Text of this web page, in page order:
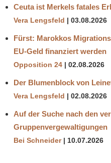
Ceuta ist Merkels fatales
Vera Lengsfeld 03.08.2026
Fürst: Marokkos
EU-Geld finanziert werden
Opposition 24 02.08.2026
Der Blumenblock von
Vera Lengsfeld 02.08.2026
Auf der Suche nach den
Gruppenvergewaltigungen
Bei Schneider 10.07.2026